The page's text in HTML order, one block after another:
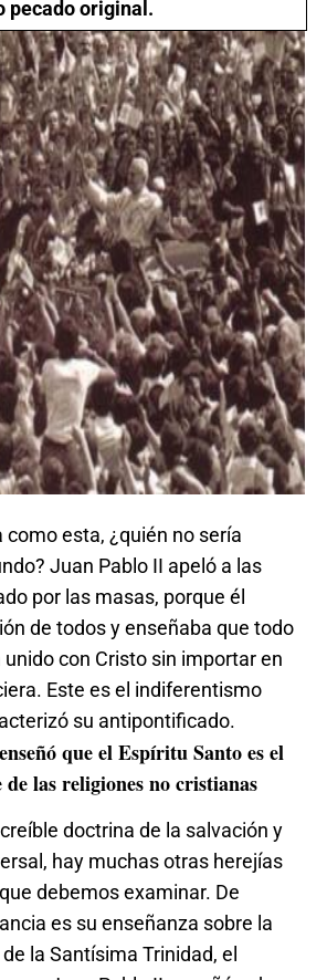
pecado original.
como esta, ¿quién no sería
Juan Pablo II apeló a las
por las masas, porque él
de todos y enseñaba que todo
con Cristo sin importar en
Este es el indiferentismo
su antipontificado.
que el Espíritu Santo es el
de las religiones no cristianas
doctrina de la salvación y
hay muchas otras herejías
debemos examinar. De
es su enseñanza sobre la
la Santísima Trinidad, el